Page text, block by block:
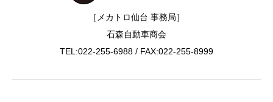
［メカトロ仙台 事務局］
石森自動車商会
TEL:022-255-6988 / FAX:022-255-8999